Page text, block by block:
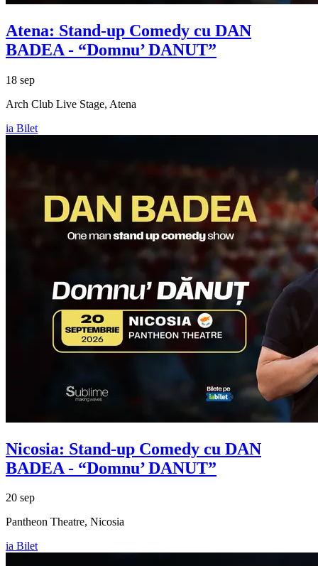
Atena: Stand-up Comedy cu DAN
BADEA - “Domnu’ DANUT”
18 sep
Arch Club Live Stage, Atena
ia Bilet
Nicosia: Stand-up Comedy cu DAN
BADEA - “Domnu’ DANUT”
20 sep
Pantheon Theatre, Nicosia
ia Bilet